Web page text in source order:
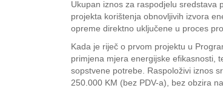
Ukupan iznos za raspodjelu sredstava
projekta korištenja obnovljivih izvora
opreme direktno uključene u proces
Kada je riječ o prvom projektu u
primjena mjera energijske efikasnosti,
sopstvene potrebe. Raspoloživi iznos
250.000 KM (bez PDV-a), bez obzira